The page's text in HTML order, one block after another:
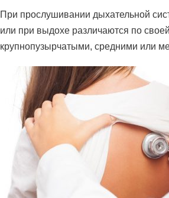
При прослушивании дыхательной
или при выдохе различаются по
крупнопузырчатыми, средними или